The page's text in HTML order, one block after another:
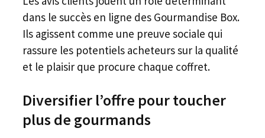
dans le succès en ligne des Gourmandise Box.
Ils agissent comme une preuve sociale qui
rassure les potentiels acheteurs sur la qualité
et le plaisir que procure chaque coffret.
Diversifier l’offre pour toucher
plus de gourmands